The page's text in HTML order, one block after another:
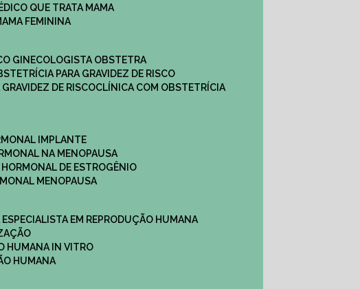
MÉDICO QUE TRATA MAMA
FEMININA
GINECOLOGISTA OBSTETRA
PARA GRAVIDEZ DE RISCO
GRAVIDEZ DE RISCO
CLÍNICA COM OBSTETRÍCIA
IMPLANTE
NA MENOPAUSA
HORMONAL DE ESTROGÊNIO
MENOPAUSA
ESPECIALISTA EM REPRODUÇÃO HUMANA
HUMANA IN VITRO
HUMANA